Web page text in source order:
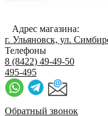
Адрес магазина:
г. Ульяновск, ул.
Телефоны
8 (8422) 49-49-50
495-495
Обратный звонок